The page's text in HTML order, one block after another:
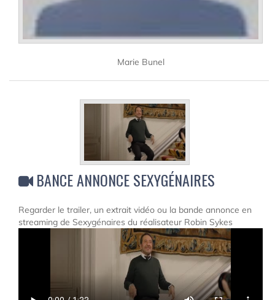
Marie Bunel
BANCE ANNONCE SEXYGÉNAIRES
Regarder le trailer, un extrait vidéo ou la bande annonce en
streaming de Sexygénaires du réalisateur Robin Sykes